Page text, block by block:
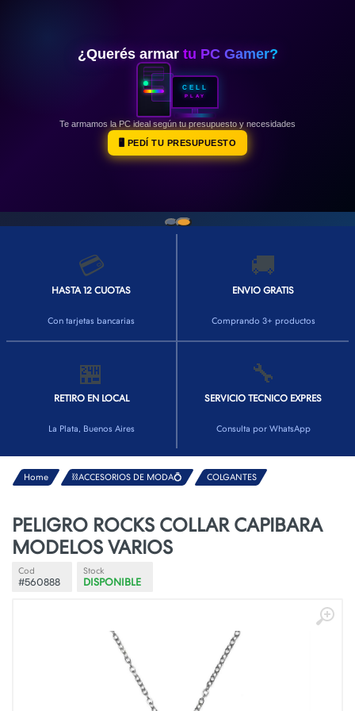
👾COLECCIONABLES🧸
💻MUNDO PC GAMER💻
🔌CABLES Y ADAPTADORES🔌
🤓MUNDO PC OFICINA🤓
🫗GEEK HOME🍵
¿Querés armar tu PC Gamer?
CELL
PLAY
Te armamos la PC ideal según tu presupuesto y necesidades
🖥️ PEDÍ TU PRESUPUESTO
💳
HASTA 12 CUOTAS
Con tarjetas bancarias
🚚
ENVIO GRATIS
Comprando 3+ productos
🏪
RETIRO EN LOCAL
La Plata, Buenos Aires
🔧
SERVICIO TECNICO EXPRES
Consulta por WhatsApp
Home ⛓️ACCESORIOS DE MODA💍 COLGANTES
PELIGRO ROCKS COLLAR CAPIBARA
MODELOS VARIOS
Cod
#560888
Stock
DISPONIBLE